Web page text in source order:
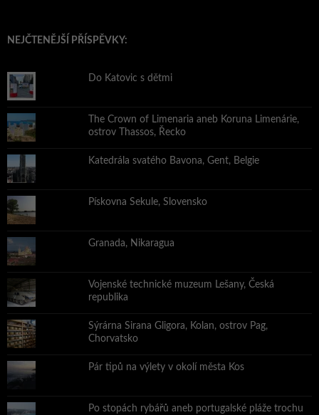
NEJČTENĚJŠÍ PŘÍSPĚVKY:
Do Katovic s dětmi
The Crown of Limenaria aneb Koruna Limenárie,
ostrov Thassos, Řecko
Katedrála svatého Bavona, Gent, Belgie
Pískovna Sekule, Slovensko
Granada, Nikaragua
Vojenské technické muzeum Lešany, Česká
republika
Sýrárna Sirana Gligora, Kolan, ostrov Pag,
Chorvatsko
Pár tipů na výlety v okolí města Kos
Po stopách rybářů aneb portugalské pláže trochu